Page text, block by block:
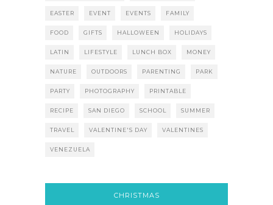
EASTER EVENT EVENTS FAMILY
FOOD GIFTS HALLOWEEN HOLIDAYS
LATIN LIFESTYLE LUNCH BOX MONEY
NATURE OUTDOORS PARENTING PARK
PARTY PHOTOGRAPHY PRINTABLE
RECIPE SAN DIEGO SCHOOL SUMMER
TRAVEL VALENTINE'S DAY VALENTINES
VENEZUELA
CHRISTMAS